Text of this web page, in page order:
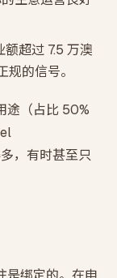
超过 7.5 万澳
的信号。
途（占比 50%
，有时甚至只